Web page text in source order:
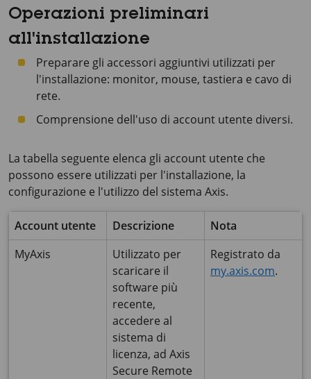
Operazioni preliminari
all'installazione
Preparare gli accessori aggiuntivi utilizzati per
l'installazione: monitor, mouse, tastiera e cavo di
rete.
Comprensione dell'uso di account utente diversi.
La tabella seguente elenca gli account utente che
possono essere utilizzati per l'installazione, la
configurazione e l'utilizzo del sistema Axis.
Account utente Descrizione
Nota
MyAxis
Utilizzato per
scaricare il
software più
recente,
accedere al
sistema di
licenza, ad Axis
Secure Remote
Registrato da
my.axis.com.